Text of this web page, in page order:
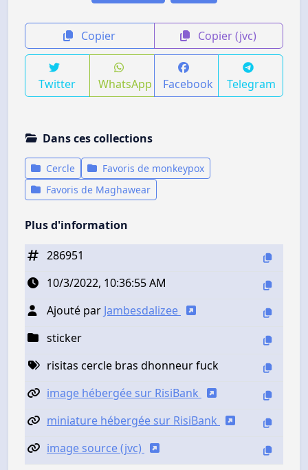
Copier Copier (jvc)
Twitter WhatsApp Facebook Telegram
Dans ces collections
Cercle
Favoris de monkeypox
Favoris de Maghawear
Plus d'information
286951
10/3/2022, 10:36:55 AM
Ajouté par Jambesdalizee
sticker
risitas cercle bras dhonneur fuck
image hébergée sur RisiBank
miniature hébergée sur RisiBank
image source (jvc)